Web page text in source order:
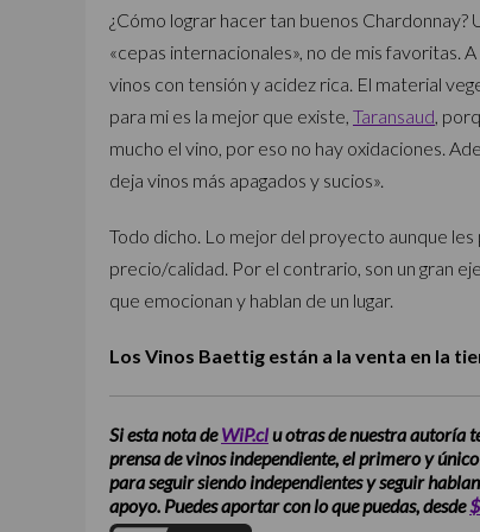
¿Cómo lograr hacer tan buenos
«cepas internacionales», no de mis favoritas.
vinos con tensión y acidez rica. El material
para mi es la mejor que existe, Taransaud,
mucho el vino, por eso no hay oxidaciones.
deja vinos más apagados y sucios».
Todo dicho. Lo mejor del proyecto aunque les
precio/calidad. Por el contrario, son un gran
que emocionan y hablan de un lugar.
Los Vinos Baettig están a la venta en la
Si esta nota deWiP.clu otras de nuestra autoría
prensa de vinos independiente, el primero y
para seguir siendo independientes y seguir
apoyo. Puedes aportar con lo que puedas, desde